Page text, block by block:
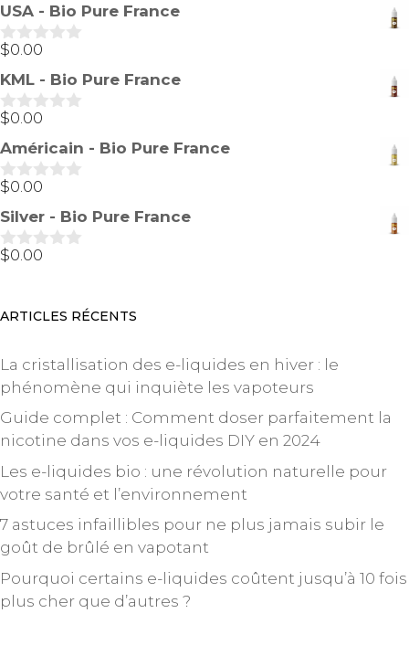
u
r
5
USA - Bio Pure France
0
u
r
5
$0.00
KML - Bio Pure France
0
u
r
5
$0.00
Américain - Bio Pure France
0
u
r
5
$0.00
Silver - Bio Pure France
0
5
$0.00
ARTICLES RÉCENTS
La cristallisation des e-liquides en hiver : le
phénomène qui inquiète les vapoteurs
Guide complet : Comment doser parfaitement la
nicotine dans vos e-liquides DIY en 2024
Les e-liquides bio : une révolution naturelle pour
votre santé et l’environnement
7 astuces infaillibles pour ne plus jamais subir le
goût de brûlé en vapotant
Pourquoi certains e-liquides coûtent jusqu’à 10 fois
plus cher que d’autres ?